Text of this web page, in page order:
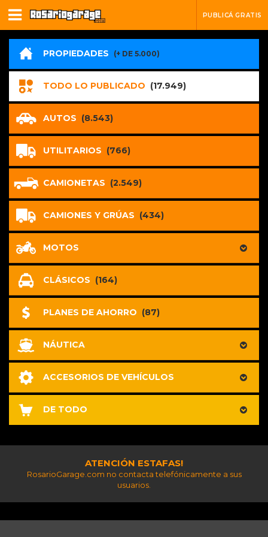
PUBLICÁ GRATIS
PROPIEDADES (+ DE 5.000)
TODO LO PUBLICADO (17.949)
AUTOS (8.543)
UTILITARIOS (766)
CAMIONETAS (2.549)
CAMIONES Y GRÚAS (434)
MOTOS
CLÁSICOS (164)
PLANES DE AHORRO (87)
NÁUTICA
ACCESORIOS DE VEHÍCULOS
DE TODO
ATENCIÓN ESTAFAS!
RosarioGarage.com no contacta telefónicamente a sus
usuarios.